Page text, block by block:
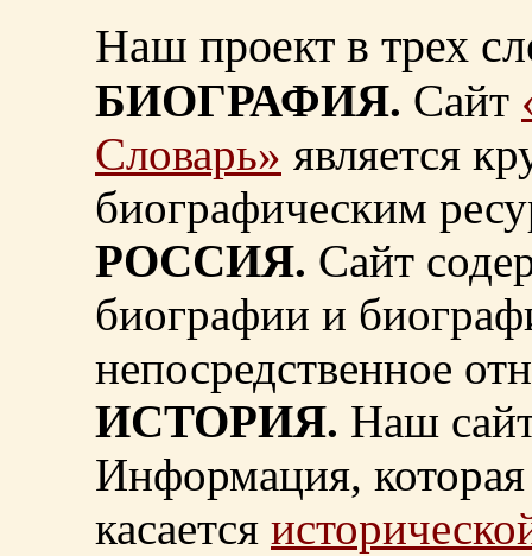
Наш проект в трех
БИОГРАФИЯ. Сайт
Словарь» является
биографическим
РОССИЯ. Сайт
биографии и
непосредственное
ИСТОРИЯ. Наш
Информация, которая
касается